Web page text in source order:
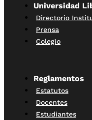
Universidad
Directorio
Prensa
Colegio
Reglamentos
Estatutos
Docentes
Estudiantes